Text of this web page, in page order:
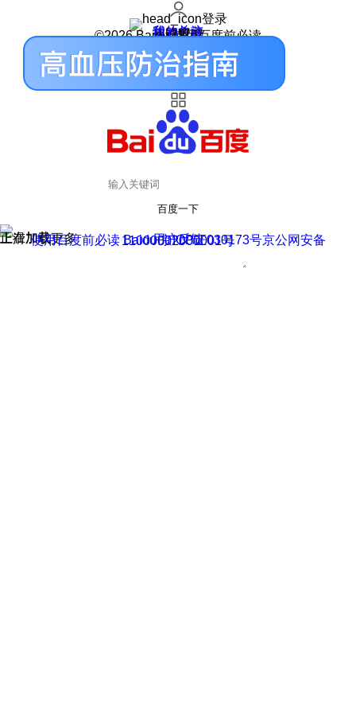
登录
我的关注
我的收藏
皮肤中心
用户反馈
设置
©2026 Baidu 使用百度前必读
百度一下
正在加载
上滑加载更多 用户反馈
使用百度前必读 Baidu 京ICP证030173号
京公网安备11000002000001号